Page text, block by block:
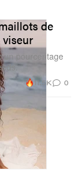
de
un pourcentage
11.5K 0